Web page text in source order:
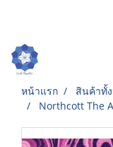
หน้าแรก สินค้าทั้
Northcott The